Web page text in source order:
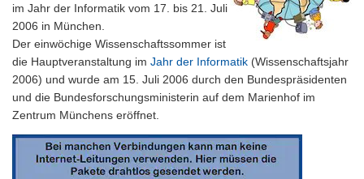
im Jahr der Informatik vom 17. bis 21. Juli
2006 in München.
Der einwöchige Wissenschaftssommer ist
die Hauptveranstaltung im Jahr der Informatik (Wissenschaftsjahr
2006) und wurde am 15. Juli 2006 durch den Bundespräsidenten
und die Bundesforschungsministerin auf dem Marienhof im
Zentrum Münchens eröffnet.